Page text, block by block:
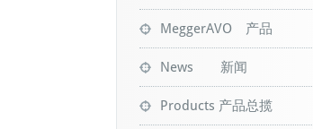
MeggerAVO 产品
News 新闻
Products 产品总揽